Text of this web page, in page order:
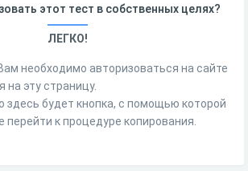
этот тест в собственных целях?
ЛЕГКО!
необходимо авторизоваться на сайте
на эту страницу.
здесь будет кнопка, с помощью которой
к процедуре копирования.